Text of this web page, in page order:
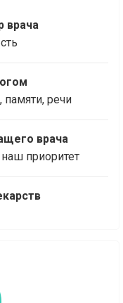
врача
памяти, речи
врача
приоритет